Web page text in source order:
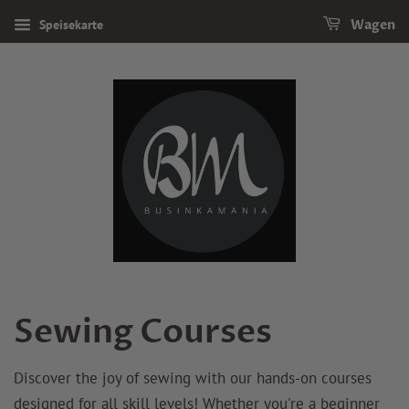
Speisekarte Wagen
Sewing Courses
Discover the joy of sewing with our hands-on courses
designed for all skill levels! Whether you're a beginner